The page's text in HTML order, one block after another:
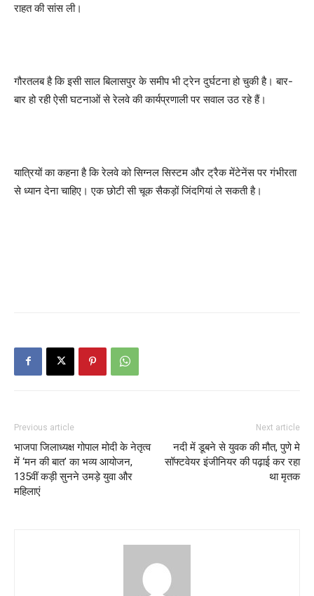
राहत की सांस ली।
गौरतलब है कि इसी साल बिलासपुर के समीप भी ट्रेन दुर्घटना हो चुकी है। बार-
बार हो रही ऐसी घटनाओं से रेलवे की कार्यप्रणाली पर सवाल उठ रहे हैं।
यात्रियों का कहना है कि रेलवे को सिग्नल सिस्टम और ट्रैक मेंटेनेंस पर गंभीरता
से ध्यान देना चाहिए। एक छोटी सी चूक सैकड़ों जिंदगियां ले सकती है।
Previous article
भाजपा जिलाध्यक्ष गोपाल मोदी के नेतृत्व
में ‘मन की बात’ का भव्य आयोजन,
135वीं कड़ी सुनने उमड़े युवा और
महिलाएं
Next article
नदी में डूबने से युवक की मौत, पुणे मे
सॉफ्टवेयर इंजीनियर की पढ़ाई कर रहा
था मृतक